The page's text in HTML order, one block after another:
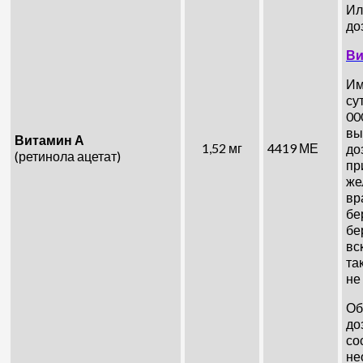
Витамин А
(ретинола ацетат)
1,52 мг 4419 МЕ
не